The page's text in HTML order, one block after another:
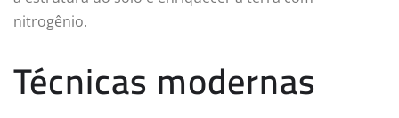
nitrogênio.
Técnicas modernas